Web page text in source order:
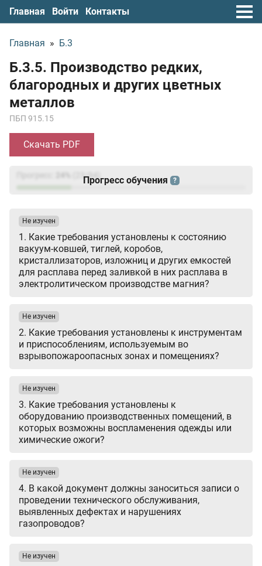
Главная Войти Контакты
Главная » Б.3
Б.3.5. Производство редких,
благородных и других цветных
металлов
ПБП 915.15
Скачать PDF
23/94)
Прогресс обучения ?
1. Какие требования установлены к состоянию
вакуум-ковшей, тиглей, коробов,
кристаллизаторов, изложниц и других емкостей
для расплава перед заливкой в них расплава в
электролитическом производстве магния?
Не изучен
2. Какие требования установлены к инструментам
и приспособлениям, используемым во
взрывопожароопасных зонах и помещениях?
Не изучен
3. Какие требования установлены к
оборудованию производственных помещений, в
которых возможны воспламенения одежды или
химические ожоги?
Не изучен
4. В какой документ должны заноситься записи о
проведении технического обслуживания,
выявленных дефектах и нарушениях
газопроводов?
Не изучен
Не изучен